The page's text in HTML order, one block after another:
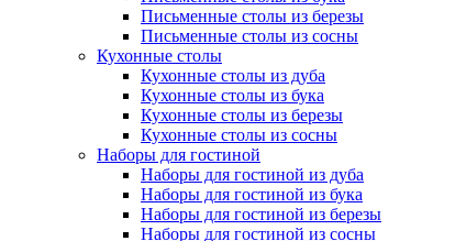
Письменные столы из березы
Письменные столы из сосны
Кухонные столы
Кухонные столы из дуба
Кухонные столы из бука
Кухонные столы из березы
Кухонные столы из сосны
Наборы для гостиной
Наборы для гостиной из дуба
Наборы для гостиной из бука
Наборы для гостиной из березы
Наборы для гостиной из сосны